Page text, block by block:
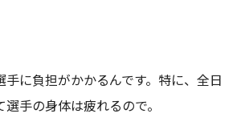
手に負担がかかるんです。特に、全日
手の身体は疲れるので。